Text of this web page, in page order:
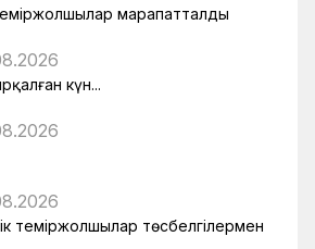
марапатталды
күн...
теміржолшылар төсбелгілермен